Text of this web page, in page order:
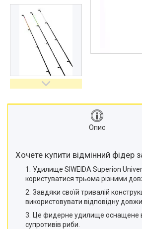
Опис
Хочете купити відмінний фідер
Удилище SIWEIDA Superion
користуватися трьома різними
Завдяки своїй тривалій
використовувати відповідну
Це фидерне удилище оснащене
супротивів риби.